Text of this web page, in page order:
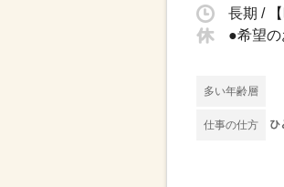
長期 /
多い年齢層
仕事の仕方